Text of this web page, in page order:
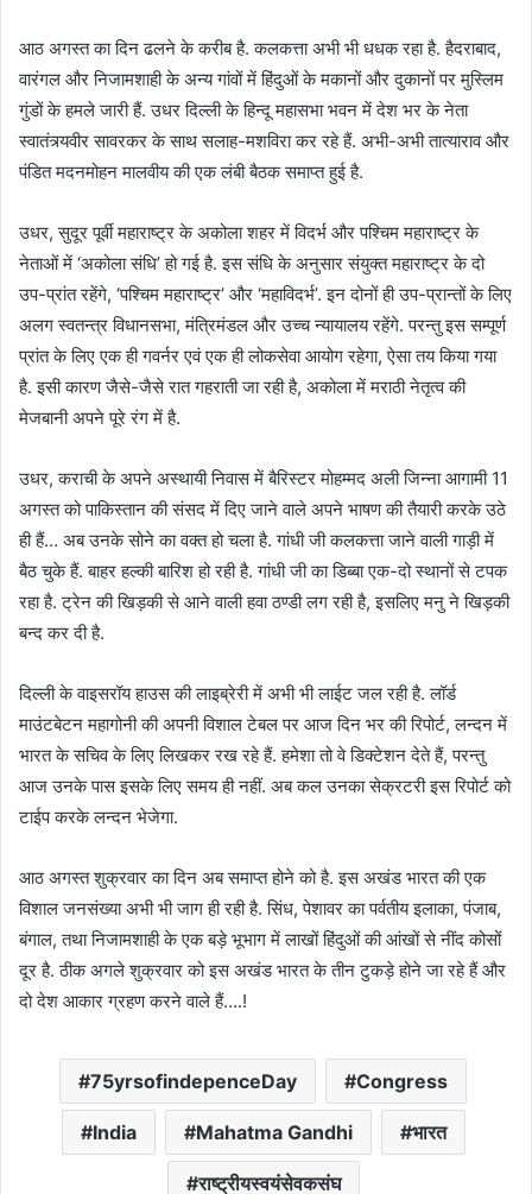
आठ अगस्त का दिन ढलने के करीब है. कलकत्ता अभी भी धधक रहा है. हैदराबाद,
वारंगल और निजामशाही के अन्य गांवों में हिंदुओं के मकानों और दुकानों पर मुस्लिम
गुंडों के हमले जारी हैं. उधर दिल्ली के हिन्दू महासभा भवन में देश भर के नेता
स्वातंत्र्यवीर सावरकर के साथ सलाह-मशविरा कर रहे हैं. अभी-अभी तात्याराव और
पंडित मदनमोहन मालवीय की एक लंबी बैठक समाप्त हुई है.
उधर, सुदूर पूर्वी महाराष्ट्र के अकोला शहर में विदर्भ और पश्चिम महाराष्ट्र के
नेताओं में ‘अकोला संधि’ हो गई है. इस संधि के अनुसार संयुक्त महाराष्ट्र के दो
उप-प्रांत रहेंगे, ‘पश्चिम महाराष्ट्र’ और ‘महाविदर्भ’. इन दोनों ही उप-प्रान्तों के लिए
अलग स्वतन्त्र विधानसभा, मंत्रिमंडल और उच्च न्यायालय रहेंगे. परन्तु इस सम्पूर्ण
प्रांत के लिए एक ही गवर्नर एवं एक ही लोकसेवा आयोग रहेगा, ऐसा तय किया गया
है. इसी कारण जैसे-जैसे रात गहराती जा रही है, अकोला में मराठी नेतृत्व की
मेजबानी अपने पूरे रंग में है.
उधर, कराची के अपने अस्थायी निवास में बैरिस्टर मोहम्मद अली जिन्ना आगामी 11
अगस्त को पाकिस्तान की संसद में दिए जाने वाले अपने भाषण की तैयारी करके उठे
ही हैं… अब उनके सोने का वक्त हो चला है. गांधी जी कलकत्ता जाने वाली गाड़ी में
बैठ चुके हैं. बाहर हल्की बारिश हो रही है. गांधी जी का डिब्बा एक-दो स्थानों से टपक
रहा है. ट्रेन की खिड़की से आने वाली हवा ठण्डी लग रही है, इसलिए मनु ने खिड़की
बन्द कर दी है.
दिल्ली के वाइसरॉय हाउस की लाइब्रेरी में अभी भी लाईट जल रही है. लॉर्ड
माउंटबेटन महागोनी की अपनी विशाल टेबल पर आज दिन भर की रिपोर्ट, लन्दन में
भारत के सचिव के लिए लिखकर रख रहे हैं. हमेशा तो वे डिक्टेशन देते हैं, परन्तु
आज उनके पास इसके लिए समय ही नहीं. अब कल उनका सेक्रटरी इस रिपोर्ट को
टाईप करके लन्दन भेजेगा.
आठ अगस्त शुक्रवार का दिन अब समाप्त होने को है. इस अखंड भारत की एक
विशाल जनसंख्या अभी भी जाग ही रही है. सिंध, पेशावर का पर्वतीय इलाका, पंजाब,
बंगाल, तथा निजामशाही के एक बड़े भूभाग में लाखों हिंदुओं की आंखों से नींद कोसों
दूर है. ठीक अगले शुक्रवार को इस अखंड भारत के तीन टुकड़े होने जा रहे हैं और
दो देश आकार ग्रहण करने वाले हैं….!
75yrsofindepenceDay Congress
India Mahatma Gandhi भारत
राष्ट्रीयस्वयंसेवकसंघ